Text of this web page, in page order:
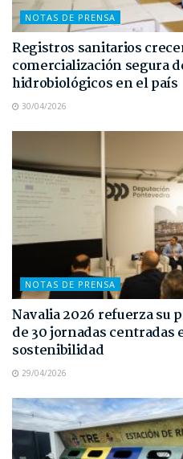
NOTAS DE PRENSA
Registros sanitarios
comercialización segura
hidrobiológicos en el país
30/04/2026
NOTAS DE PRENSA
Navalia 2026 refuerza su
de 30 jornadas
sostenibilidad
29/04/2026